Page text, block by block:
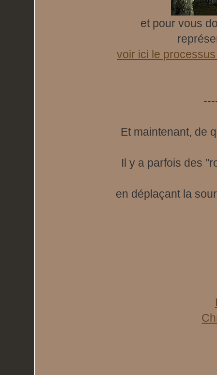
et pour vous
voir ici le
Et maintenant, de
Il y a parfois des
en déplaçant la